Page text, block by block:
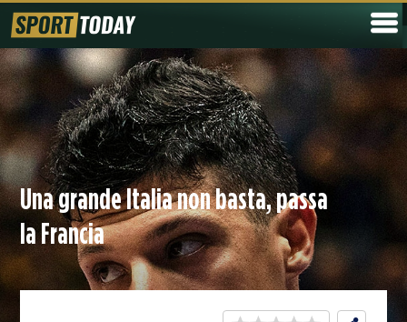
Una grande Italia non basta, passa
la Francia